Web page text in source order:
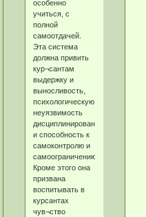
особенно
учиться, с
полной
самоотдачей.
Эта система
должна привить
кур¬сантам
выдержку и
выносливость,
психологическую
неуязвимость
дисциплинированность
и способность к
самоконтролю и
самоограничению.
Кроме этого она
призвана
воспитывать в
курсантах
чув¬ство